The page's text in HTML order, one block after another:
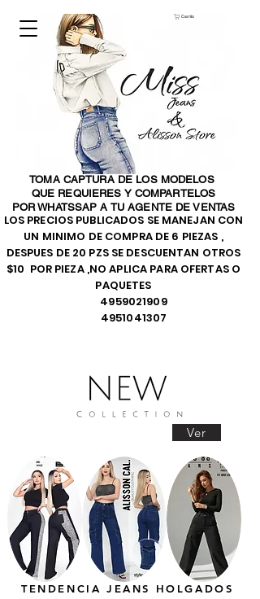
LOS PRECIOS PUBLICADOS SE MANEJAN CON
UN MINIMO DE COMPRA DE 6 PIEZAS ,
DESPUES DE 20 PZS SE DESCUENTAN OTROS
$10 POR PIEZA ,NO APLICA PARA OFERTAS O
PAQUETES
4959021909
4951041307
Ver
TOMA CAPTURA DE LOS MODELOS
QUE REQUIERES Y COMPARTELOS
POR WHATSSAP A TU AGENTE DE VENTAS
Carrito
TENDENCIA JEANS HOLGADOS